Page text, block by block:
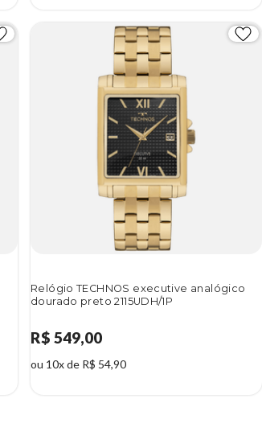
Relógio TECHNOS executive analógico
dourado preto 2115UDH/1P
R$ 549,00
ou 10x de R$ 54,90